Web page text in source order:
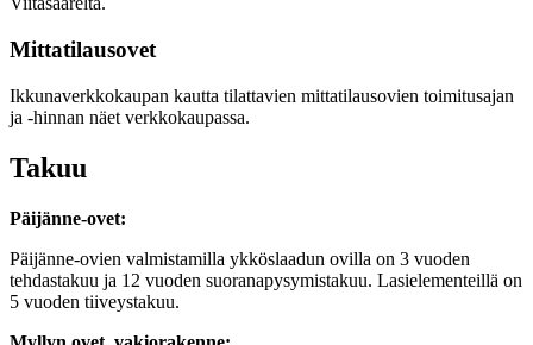
Mittatilausovet
Ikkunaverkkokaupan kautta tilattavien mittatilausovien toimitusajan
ja -hinnan näet verkkokaupassa.
Takuu
Päijänne-ovet:
Päijänne-ovien valmistamilla ykköslaadun ovilla on 3 vuoden
tehdastakuu ja 12 vuoden suoranapysymistakuu. Lasielementeillä on
5 vuoden tiiveystakuu.